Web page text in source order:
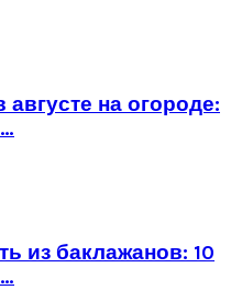
августе на огороде:
из баклажанов: 10